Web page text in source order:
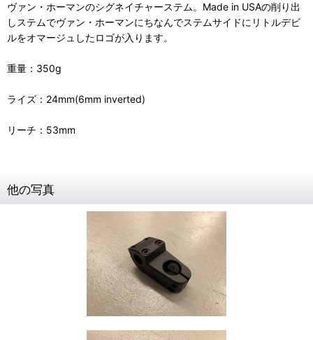
ヴァン・ホーマンのシグネイチャーステム。Made in USAの削り出
しステムでヴァン・ホーマンにちなんでステムサイドにリトルデビ
ルをオマージュしたロゴが入ります。
重量：350g
ライズ：24mm(6mm inverted)
リーチ：53mm
他の写真